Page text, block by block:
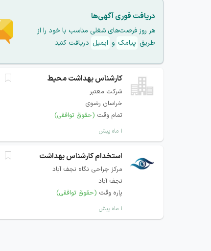
دریافت فوری آگهی‌ها
هر روز فرصت‌های شغلی مناسب با خود را از
طریق پیامک و ایمیل دریافت کنید
کارشناس بهداشت محیط
شرکت معتبر
خراسان رضوی
تمام وقت (حقوق توافقی)
۱ ماه پیش
استخدام کارشناس بهداشت
مرکز جراحی نگاه نجف آباد
نجف آباد
پاره وقت (حقوق توافقی)
۱ ماه پیش